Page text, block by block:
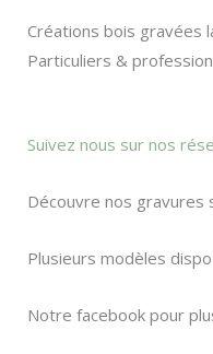
Créations bois gravées
Particuliers &
Suivez nous sur nos
Découvre nos gravures
Plusieurs modèles
Notre facebook pour